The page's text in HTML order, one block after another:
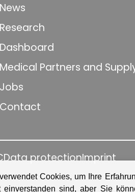
News
Research
Dashboard
Medical Partners and
Jobs
Contact
Data protectionImprint
Cookies, um Ihre
sind, aber Sie